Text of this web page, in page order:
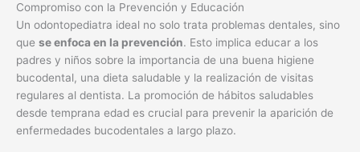
Compromiso con la Prevención y Educación
Un odontopediatra ideal no solo trata problemas dentales, sino
que se enfoca en la prevención. Esto implica educar a los
padres y niños sobre la importancia de una buena higiene
bucodental, una dieta saludable y la realización de visitas
regulares al dentista. La promoción de hábitos saludables
desde temprana edad es crucial para prevenir la aparición de
enfermedades bucodentales a largo plazo.